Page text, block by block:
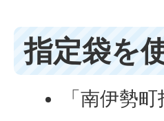
指定袋を
「南伊勢